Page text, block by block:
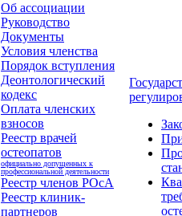
Об ассоциации
Руководство
Документы
Условия членства
Порядок вступления
Деонтологический
кодекс
Оплата членских
взносов
Реестр врачей
остеопатов
официально допущенных к
профессиональной деятельности
Реестр членов РОсА
Реестр клиник-
партнеров